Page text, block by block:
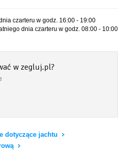
czarteru w godz. 16:00 - 19:00
dnia czarteru w godz. 08:00 - 10:00
w zegluj.pl?
dotyczące jachtu